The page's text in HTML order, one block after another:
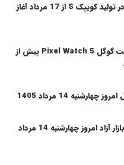
فروش مشارکت در تولید کوییک S از 17 مرداد آغاز
مشخصات و قیمت گوگل Pixel Watch 5 پیش از
14 مرداد 1405
قیمت خودرو در بازار آزاد امروز چهارشنبه 14 مرداد